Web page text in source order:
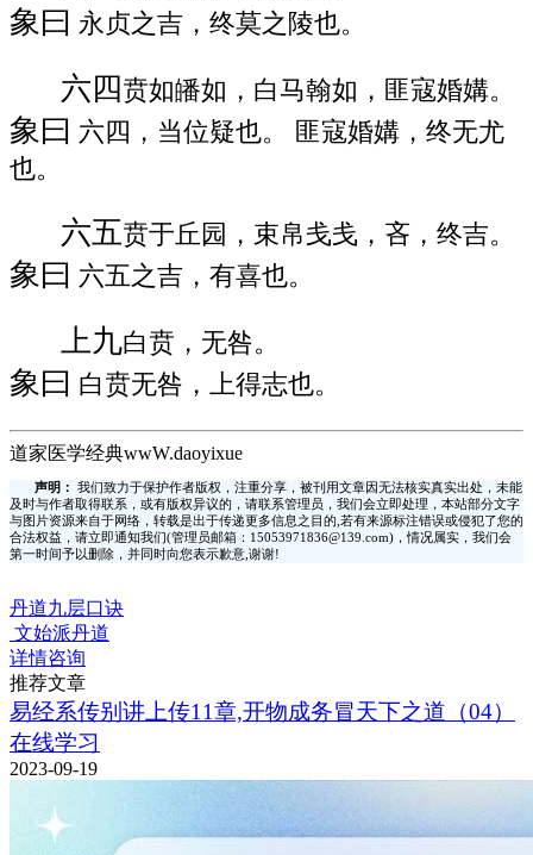
象曰 永贞之吉，终莫之陵也。
六四 贲如皤如，白马翰如，匪寇婚媾。
象曰 六四，当位疑也。 匪寇婚媾，终无尤
也。
六五贲于丘园，束帛戋戋，吝，终吉。
象曰 六五之吉，有喜也。
上九白贲，无咎。
象曰 白贲无咎，上得志也。
道家医学经典wwW.daoyixue
声明：
我们致力于保护作者版权，注重分享，被刊用文章因无法核实真实出处，未能
及时与作者取得联系，或有版权异议的，请联系管理员，我们会立即处理，本站部分文字
与图片资源来自于网络，转载是出于传递更多信息之目的,若有来源标注错误或侵犯了您的
合法权益，请立即通知我们(管理员邮箱：15053971836@139.com)，情况属实，我们会
第一时间予以删除，并同时向您表示歉意,谢谢!
丹道九层口诀
文始派丹道
详情咨询
推荐文章
易经系传别讲上传11章,开物成务冒天下之道（04）
在线学习
2023-09-19